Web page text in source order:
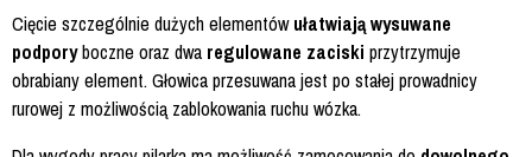
Cięcie szczególnie dużych elementówułatwiają wysuwane
podporyboczne oraz dwa regulowane zaciski przytrzymuje
obrabiany element. Głowica przesuwana jest po stałej prowadnicy
rurowej z możliwością zablokowania ruchu wózka.